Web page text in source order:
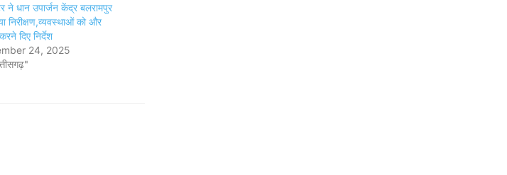
ने धान उपार्जन केंद्र बलरामपुर
निरीक्षण,व्यवस्थाओं को और
दिए निर्देश
24, 2025